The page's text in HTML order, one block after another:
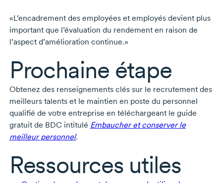
«L’encadrement des employées et employés devient plus
important que l’évaluation du rendement en raison de
l’aspect d’amélioration continue.»
Prochaine étape
Obtenez des renseignements clés sur le recrutement des
meilleurs talents et le maintien en poste du personnel
qualifié de votre entreprise en téléchargeant le guide
gratuit de BDC intitulé Embaucher et conserver le
meilleur personnel.
Ressources utiles